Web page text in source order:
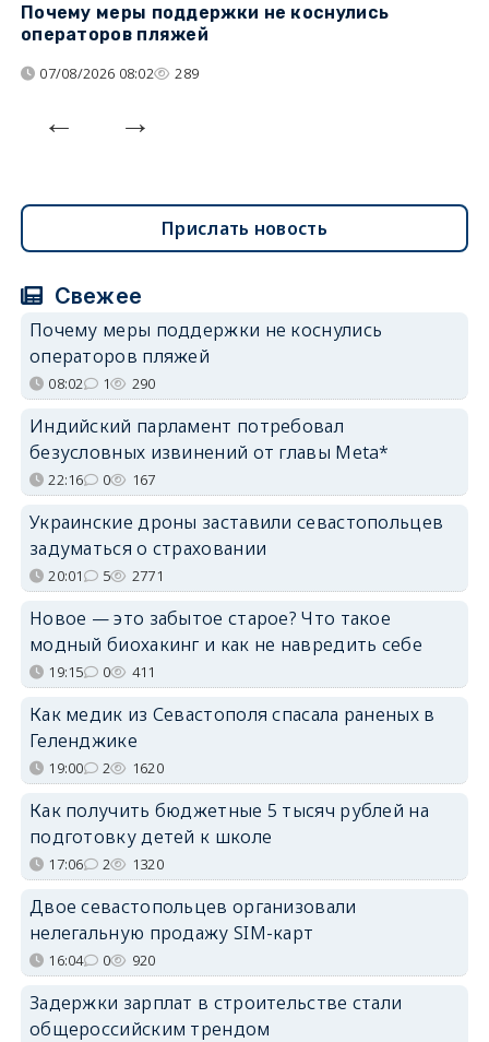
Почему меры поддержки не коснулись
операторов пляжей
07/08/2026 08:02 289
Прислать новость
Свежее
Почему меры поддержки не коснулись
операторов пляжей
08:02 1 290
Индийский парламент потребовал
безусловных извинений от главы Meta*
22:16 0 167
Украинские дроны заставили севастопольцев
задуматься о страховании
20:01 5 2771
Новое — это забытое старое? Что такое
модный биохакинг и как не навредить себе
19:15 0 411
Как медик из Севастополя спасала раненых в
Геленджике
19:00 2 1620
Как получить бюджетные 5 тысяч рублей на
подготовку детей к школе
17:06 2 1320
Двое севастопольцев организовали
нелегальную продажу SIM-карт
16:04 0 920
Задержки зарплат в строительстве стали
общероссийским трендом